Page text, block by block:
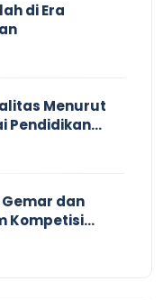
di Era
Menurut
Pendidikan
dan
Kompetisi